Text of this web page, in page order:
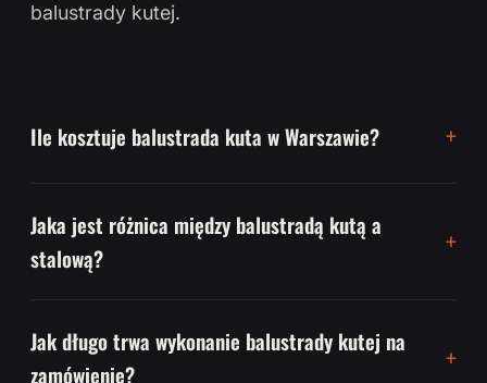
balustrady kutej.
Ile kosztuje balustrada kuta w Warszawie?
Jaka jest różnica między balustradą kutą a
stalową?
Jak długo trwa wykonanie balustrady kutej na
zamówienie?